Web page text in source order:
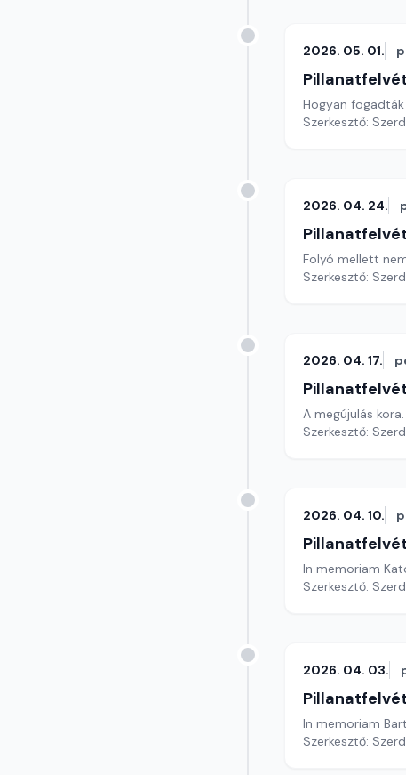
2026. 05. 01.
Hogyan
Szerkesztő:
2026. 04. 24.
Folyó mellett
Szerkesztő:
2026. 04. 17.
Szerkesztő:
2026. 04. 10.
In memoriam
Szerkesztő:
2026. 04. 03.
In memoriam
Szerkesztő: